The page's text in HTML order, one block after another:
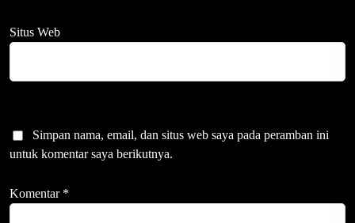
Situs Web
Simpan nama, email, dan situs web saya pada peramban ini
untuk komentar saya berikutnya.
Komentar *